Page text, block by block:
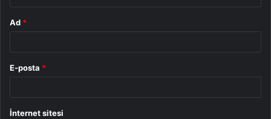
Ad *
E-posta *
İnternet sitesi